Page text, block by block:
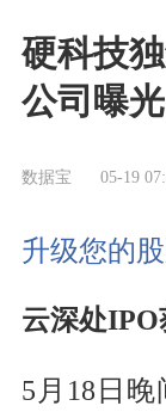
硬科技
公司曝光
数据宝 05-19
升级您的
云深处
5月18日